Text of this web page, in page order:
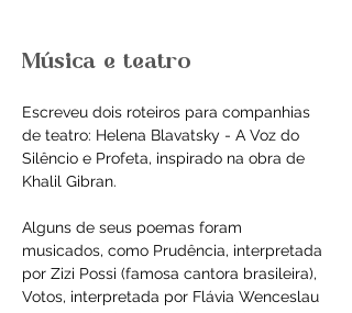
Música e teatro
Escreveu dois roteiros para companhias
de teatro: Helena Blavatsky - A Voz do
Silêncio e Profeta, inspirado na obra de
Khalil Gibran.
Alguns de seus poemas foram
musicados, como Prudência, interpretada
por Zizi Possi (famosa cantora brasileira),
Votos, interpretada por Flávia Wenceslau